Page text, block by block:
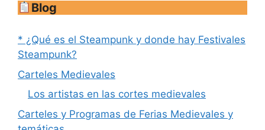
Blog
* ¿Qué es el Steampunk y donde hay Festivales
Steampunk?
Carteles Medievales
Los artistas en las cortes medievales
Carteles y Programas de Ferias Medievales y